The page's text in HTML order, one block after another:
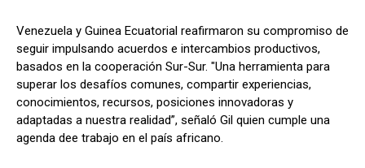
Venezuela y Guinea Ecuatorial reafirmaron su compromiso de
seguir impulsando acuerdos e intercambios productivos,
basados en la cooperación Sur-Sur. "Una herramienta para
superar los desafíos comunes, compartir experiencias,
conocimientos, recursos, posiciones innovadoras y
adaptadas a nuestra realidad”, señaló Gil quien cumple una
agenda dee trabajo en el país africano.